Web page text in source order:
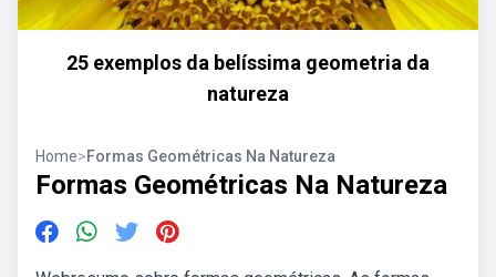
25 exemplos da belíssima geometria da
natureza
Home>Formas Geométricas Na Natureza
Formas Geométricas Na Natureza